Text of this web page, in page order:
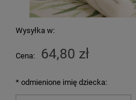
Wysyłka w:
Cena: 64,80 zł
* odmienione imię dziecka: